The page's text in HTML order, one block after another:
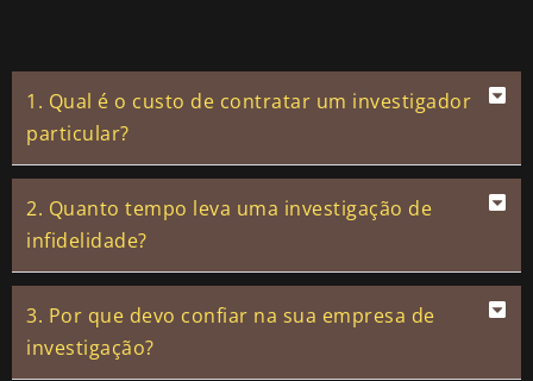
1. Qual é o custo de contratar um investigador
particular?
2. Quanto tempo leva uma investigação de
infidelidade?
3. Por que devo confiar na sua empresa de
investigação?